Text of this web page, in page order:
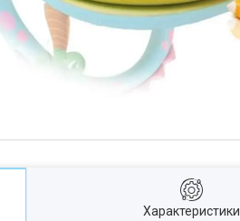
Характеристики